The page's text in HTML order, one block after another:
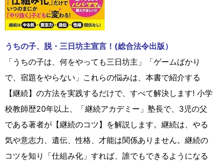
うちの子、脱・三日坊主宣言！(総合法令出版）
「うちの子は、何をやっても三日坊主」「ゲームばかり
で、宿題をやらない」これらの悩みは、本書で紹介する
【継続】の方法を実践するだけで、すべて解決します! 小学
校教師歴20年以上、「継続アカデミー」塾長で、3児の父
である著者が【継続のコツ】を解説します。継続は、やる
気や意志力、遺伝、性格、才能は関係ありません。継続の
コツを知り「仕組み化」すれば、誰でもできるようになる